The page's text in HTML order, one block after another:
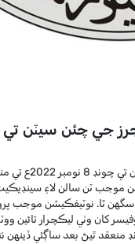
سنڌ يونيورسٽي
موجب ٽن سالن لاءِ
ٿا. نوٽيفڪيشن موجب
کان وٺي ليڪچرار تائين
ڏيئي سگهندا. نوٽيفڪيشن موجب 8 نومبر 2022ع تي